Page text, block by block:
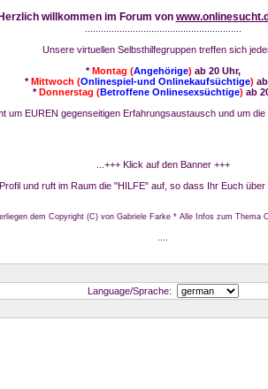
Herzlich willkommen im Forum von
Unsere virtuellen Selbsthilfegruppen treffen sich
*Montag (Angehörige) ab 20 Uhr,
*Mittwoch (Onlinespiel-und Onlinekaufsüchtige)
*Donnerstag (Betroffene Onlinesexsüchtige) ab
um EUREN gegenseitigen Erfahrungsaustausch und um die
...+++ Klick auf den Banner +++
und ruft im Raum die "HILFE" auf, so dass Ihr Euch
dem Copyright (C) von Gabriele Farke * Alle Infos zum Thema
Language/Sprache: